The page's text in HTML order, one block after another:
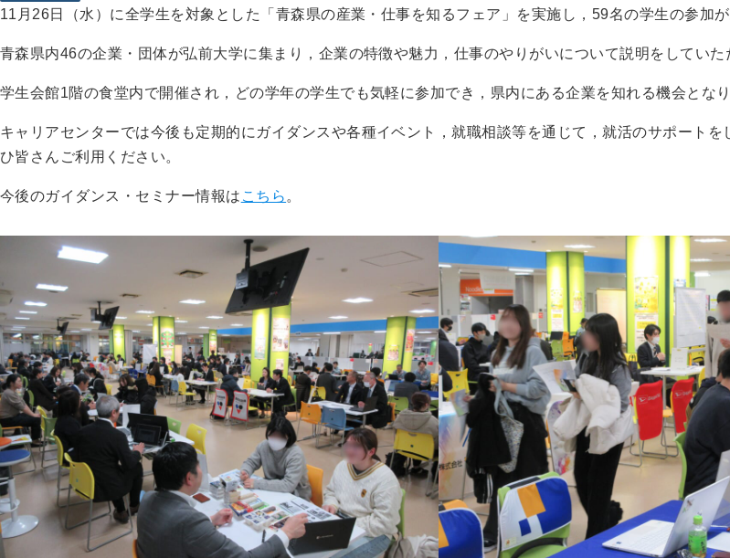
11月26日（水）に全学生を対象とした「青森県の産業・仕事を知るフェア」を実施し，59名の学生の参加が
青森県内46の企業・団体が弘前大学に集まり，企業の特徴や魅力，仕事のやりがいについて説明をしていた
学生会館1階の食堂内で開催され，どの学年の学生でも気軽に参加でき，県内にある企業を知れる機会となり
キャリアセンターでは今後も定期的にガイダンスや各種イベント，就職相談等を通じて，就活のサポートを
ひ皆さんご利用ください。
今後のガイダンス・セミナー情報は こちら 。